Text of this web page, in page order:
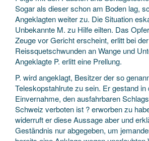
Sogar als dieser schon am Boden lag,
Angeklagten weiter zu. Die Situation
Unbekannte M. zu Hilfe eilten. Das
Zeuge vor Gericht erscheint, erlitt bei
Reissquetschwunden an Wange und
Angeklagte P. erlitt eine Prellung.
P. wird angeklagt, Besitzer der so
Teleskopstahlrute zu sein. Er gestand in
Einvernahme, den ausfahrbaren
Schweiz verboten ist ? erworben zu
widerruft er diese Aussage aber und
Geständnis nur abgegeben, um